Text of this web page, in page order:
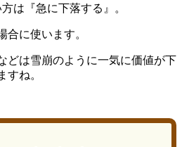
は『急に下落する』。
合に使います。
どは雪崩のように一気に価値が下
すね。